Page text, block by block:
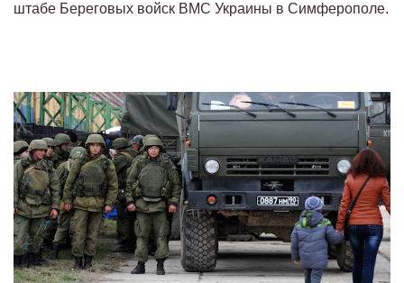
штабе Береговых войск ВМС Украины в Симферополе.